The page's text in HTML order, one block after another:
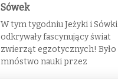
Sówek
W tym tygodniu Jeżyki i Sówki
odkrywały fascynujący świat
zwierząt egzotycznych! Było
mnóstwo nauki przez